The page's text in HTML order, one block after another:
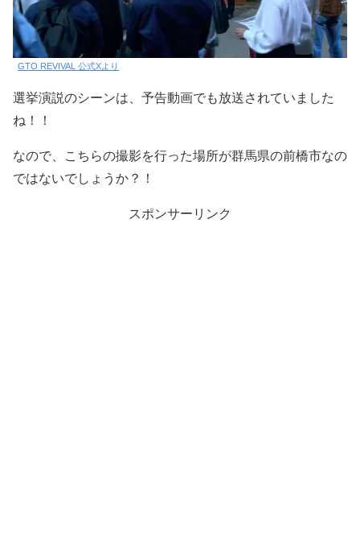
GTO REVIVAL 公式Xより
選挙演説のシーンは、予告動画でも放送されていました
ね！！
なので、こちらの撮影を行った場所が群馬県の前橋市なの
ではないでしょうか？！
スポンサーリンク